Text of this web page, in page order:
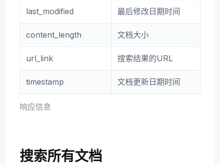
响应信息
last_modified 最后修改日期时间
content_length 文档大小
url_link 搜索结果的URL
timestamp 文档更新日期时间
搜索所有文档